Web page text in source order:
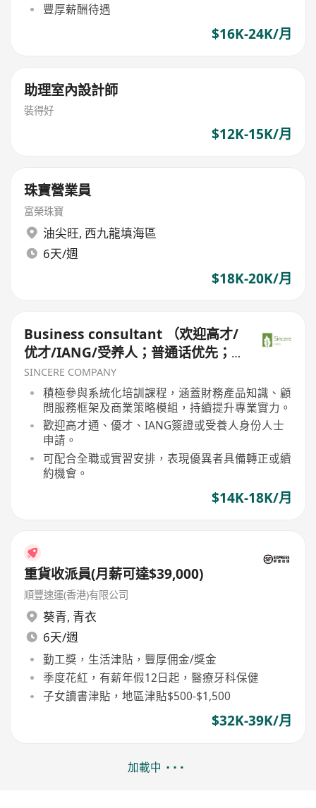
豐厚薪酬待遇
$16K-24K/月
助理室內設計師
裝得好
$12K-15K/月
珠寶營業員
富榮珠寶
油尖旺, 西九龍填海區
6天/週
$18K-20K/月
Business consultant （欢迎高才/
优才/IANG/受养人；普通话优先；
可转正/续签）
SINCERE COMPANY
積極參與系統化培訓課程，涵蓋財務產品知識、顧
問服務框架及商業策略模組，持續提升專業實力。
歡迎高才通、優才、IANG簽證或受養人身份人士
申請。
可配合全職或實習安排，表現優異者具備轉正或續
約機會。
$14K-18K/月
重貨收派員(月薪可達$39,000)
順豐速運(香港)有限公司
葵青, 青衣
6天/週
勤工獎，生活津貼，豐厚佣金/獎金
季度花紅，有薪年假12日起，醫療牙科保健
子女讀書津貼，地區津貼$500-$1,500
$32K-39K/月
加載中